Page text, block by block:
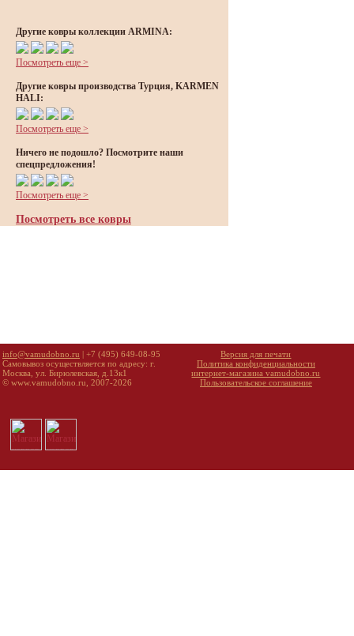
Другие ковры коллекции ARMINA:
Посмотреть еще >
Другие ковры производства Турция, KARMEN
HALI:
Посмотреть еще >
Ничего не подошло? Посмотрите наши
спецпредложения!
Посмотреть еще >
Посмотреть все ковры
info@vamudobno.ru | +7 (495) 649-08-95
Самовывоз осуществляется по адресу: г.
Москва, ул. Бирюлевская, д.13к1
© www.vamudobno.ru, 2007-2026
Версия для печати
Политика конфиденциальности
интернет-магазина vamudobno.ru
Пользовательское соглашение